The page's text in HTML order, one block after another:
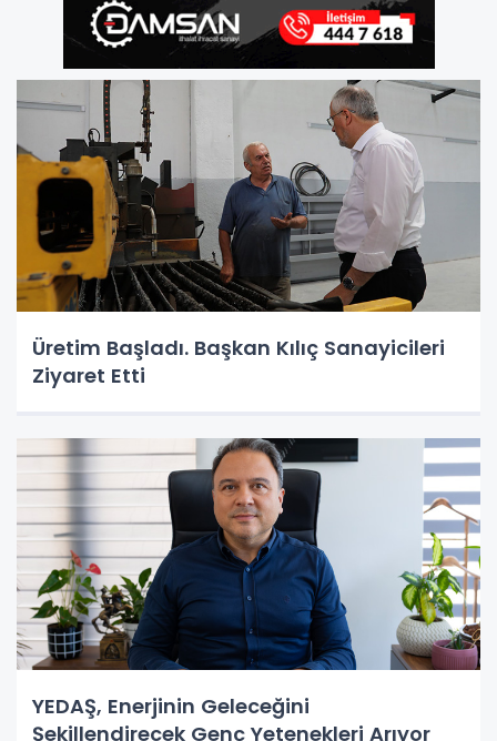
Üretim Başladı. Başkan Kılıç Sanayicileri
Ziyaret Etti
YEDAŞ, Enerjinin Geleceğini
Şekillendirecek Genç Yetenekleri Arıyor